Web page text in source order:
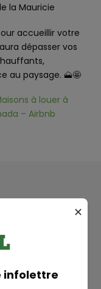
la Mauricie
accueillir votre
dépasser vos
au paysage. 🗻🤩
à louer à
– Airbnb
infolettre
✕